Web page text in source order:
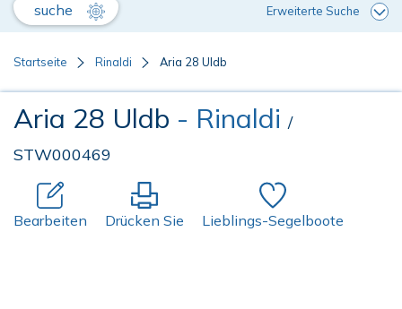
suche Erweiterte Suche
Startseite Rinaldi Aria 28 Uldb
Aria 28 Uldb - Rinaldi /
STW000469
Bearbeiten Drücken Sie Lieblings-Segelboote